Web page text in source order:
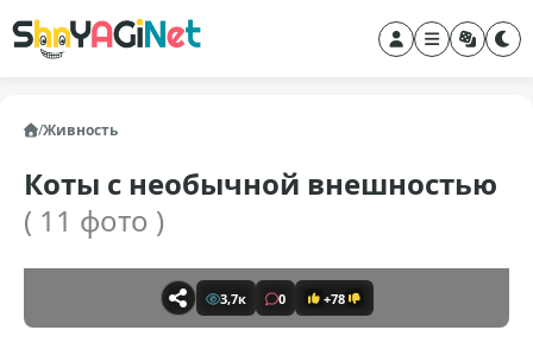
/Живность
Коты с необычной внешностью
( 11 фото )
3,7к 0 +78